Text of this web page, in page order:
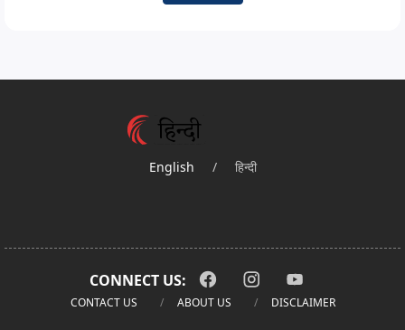
English / हिन्दी
CONNECT US:
CONTACT US ABOUT US DISCLAIMER